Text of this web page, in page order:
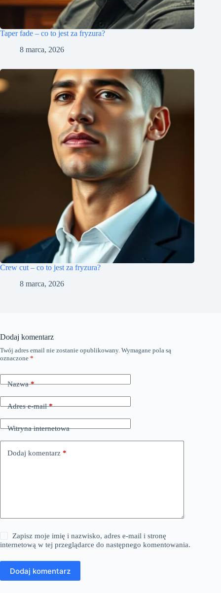
Taper fade – co to jest za fryzura?
8 marca, 2026
Crew cut – co to jest za fryzura?
8 marca, 2026
Dodaj komentarz
Twój adres email nie zostanie opublikowany. Wymagane pola są
oznaczone *
Nazwa*
Adres e-mail*
Witryna internetowa
Dodaj komentarz *
Zapisz moje imię i nazwisko, adres e-mail i stronę
internetową w tej przeglądarce do następnego komentowania.
Dodaj komentarz